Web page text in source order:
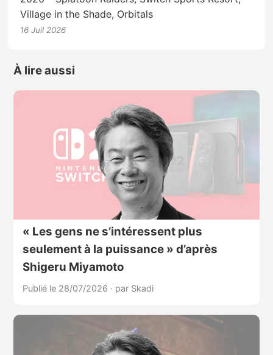
Village in the Shade, Orbitals
16 Juil 2026
À lire aussi
« Les gens ne s’intéressent plus
seulement à la puissance » d’après
Shigeru Miyamoto
Publié le 28/07/2026 · par Skadi